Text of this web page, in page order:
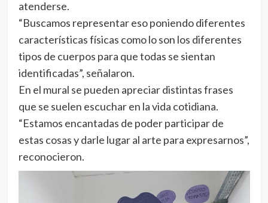
atenderse.
“Buscamos representar eso poniendo diferentes
características físicas como lo son los diferentes
tipos de cuerpos para que todas se sientan
identificadas”, señalaron.
En el mural se pueden apreciar distintas frases
que se suelen escuchar en la vida cotidiana.
“Estamos encantadas de poder participar de
estas cosas y darle lugar al arte para expresarnos”,
reconocieron.